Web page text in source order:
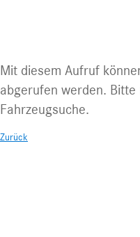
Mit diesem Aufruf
abgerufen werden. Bitte
Fahrzeugsuche.
Zurück